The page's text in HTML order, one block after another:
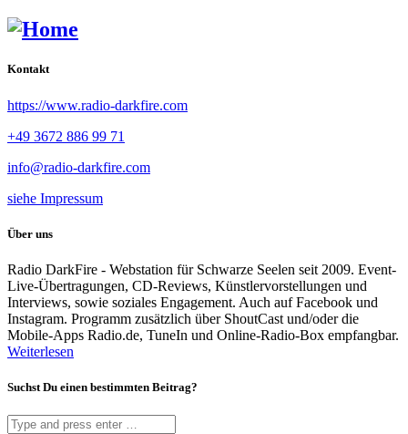
Kontakt
https://www.radio-darkfire.com
+49 3672 886 99 71
info@radio-darkfire.com
siehe Impressum
Über uns
Radio DarkFire - Webstation für Schwarze Seelen seit 2009. Event-
Live-Übertragungen, CD-Reviews, Künstlervorstellungen und
Interviews, sowie soziales Engagement. Auch auf Facebook und
Instagram. Programm zusätzlich über ShoutCast und/oder die
Mobile-Apps Radio.de, TuneIn und Online-Radio-Box empfangbar.
Weiterlesen
Suchst Du einen bestimmten Beitrag?